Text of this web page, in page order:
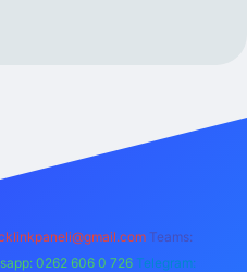
Teams:
0262 606 0 726 Telegram: